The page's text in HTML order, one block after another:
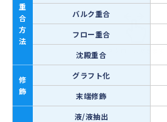
重
合
方
法
バルク重合
フロー重合
沈殿重合
修
飾
グラフト化
末端修飾
液/液抽出